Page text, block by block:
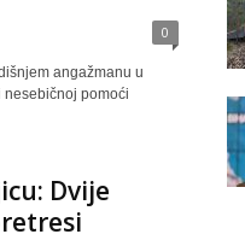
0
angažmanu u
pomoći
Dvije